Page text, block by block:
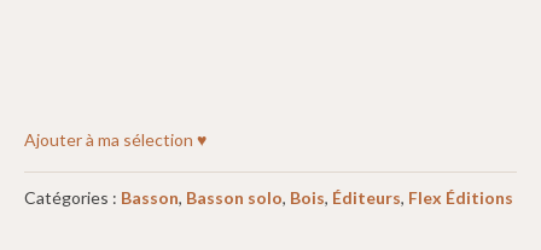
Ajouter à ma sélection ♥
Catégories : Basson, Basson solo, Bois, Éditeurs, Flex Éditions